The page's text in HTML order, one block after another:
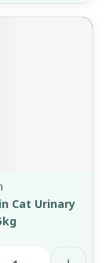
Cat Urinary